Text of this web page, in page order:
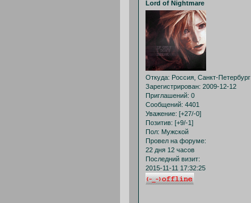
Lord of Nightmare
Откуда: Россия, Санкт-Петербург
Зарегистрирован: 2009-12-12
Приглашений: 0
Сообщений: 4401
Уважение: [+27/-0]
Позитив: [+9/-1]
Пол: Мужской
Провел на форуме:
22 дня 12 часов
Последний визит:
2015-11-11 17:32:25